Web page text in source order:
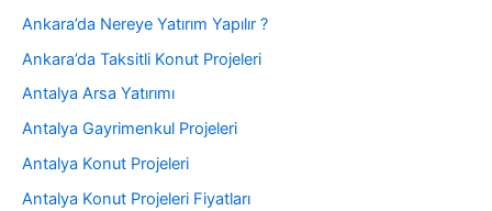
Ankara’da Nereye Yatırım Yapılır ?
Ankara’da Taksitli Konut Projeleri
Antalya Arsa Yatırımı
Antalya Gayrimenkul Projeleri
Antalya Konut Projeleri
Antalya Konut Projeleri Fiyatları